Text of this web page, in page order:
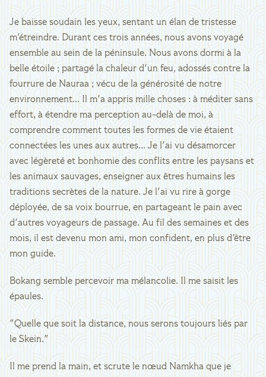
Je baisse soudain les yeux, sentant un élan de tristesse
m'étreindre. Durant ces trois années, nous avons voyagé
ensemble au sein de la péninsule. Nous avons dormi à la
belle étoile ; partagé la chaleur d'un feu, adossés contre la
fourrure de Nauraa ; vécu de la générosité de notre
environnement... Il m'a appris mille choses : à méditer sans
effort, à étendre ma perception au-delà de moi, à
comprendre comment toutes les formes de vie étaient
connectées les unes aux autres... Je l'ai vu désamorcer
avec légèreté et bonhomie des conflits entre les paysans et
les animaux sauvages, enseigner aux êtres humains les
traditions secrètes de la nature. Je l'ai vu rire à gorge
déployée, de sa voix bourrue, en partageant le pain avec
d'autres voyageurs de passage. Au fil des semaines et des
mois, il est devenu mon ami, mon confident, en plus d'être
mon guide.
Bokang semble percevoir ma mélancolie. Il me saisit les
épaules.
"Quelle que soit la distance, nous serons toujours liés par
le Skein."
Il me prend la main, et scrute le nœud Namkha que je